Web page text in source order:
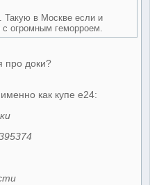
Такую в Москве если и
с огромным геморроем.
про доки?
как купе е24: